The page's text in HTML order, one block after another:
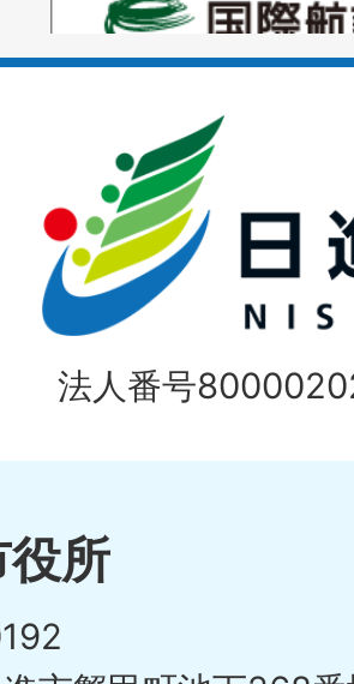
ラ
枚
ス
ラ
イ
ド
1
枚
目
の
イ
目
の
ス
法人番号
役所